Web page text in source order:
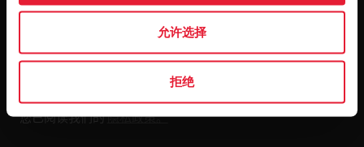
允许选择
拒绝
点击订阅，即表示您同意接收 Polar 发出的电子邮件并确认
您已阅读我们的隐私政策。